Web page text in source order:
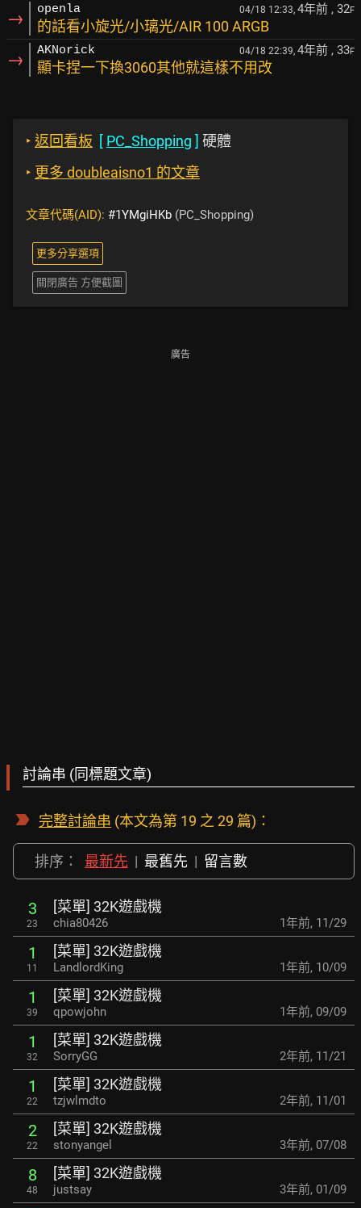
→ openla 04/18 12:33, 4年前 , 32F
的話看小旋光/小璃光/AIR 100 ARGB
→ AKNorick 04/18 22:39, 4年前 , 33F
顯卡捏一下換3060其他就這樣不用改
‣ 返回看板 [ PC_Shopping ] 硬體
‣ 更多 doubleaisno1 的文章
文章代碼(AID): #1YMgiHKb (PC_Shopping)
更多分享選項
關閉廣告 方便截圖
廣告
討論串 (同標題文章)
完整討論串 (本文為第 19 之 29 篇)：
排序： 最新先 | 最舊先 | 留言數
3
23
[菜單] 32K遊戲機
chia80426 1年前, 11/29
1
11
[菜單] 32K遊戲機
LandlordKing 1年前, 10/09
1
39
[菜單] 32K遊戲機
qpowjohn 1年前, 09/09
1
32
[菜單] 32K遊戲機
SorryGG 2年前, 11/21
1
22
[菜單] 32K遊戲機
tzjwlmdto 2年前, 11/01
2
22
[菜單] 32K遊戲機
stonyangel 3年前, 07/08
8
48
[菜單] 32K遊戲機
justsay 3年前, 01/09